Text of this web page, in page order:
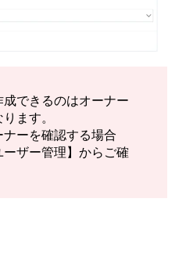
できるのはオーナー
ます。
ーを確認する場合
ザー管理】からご確